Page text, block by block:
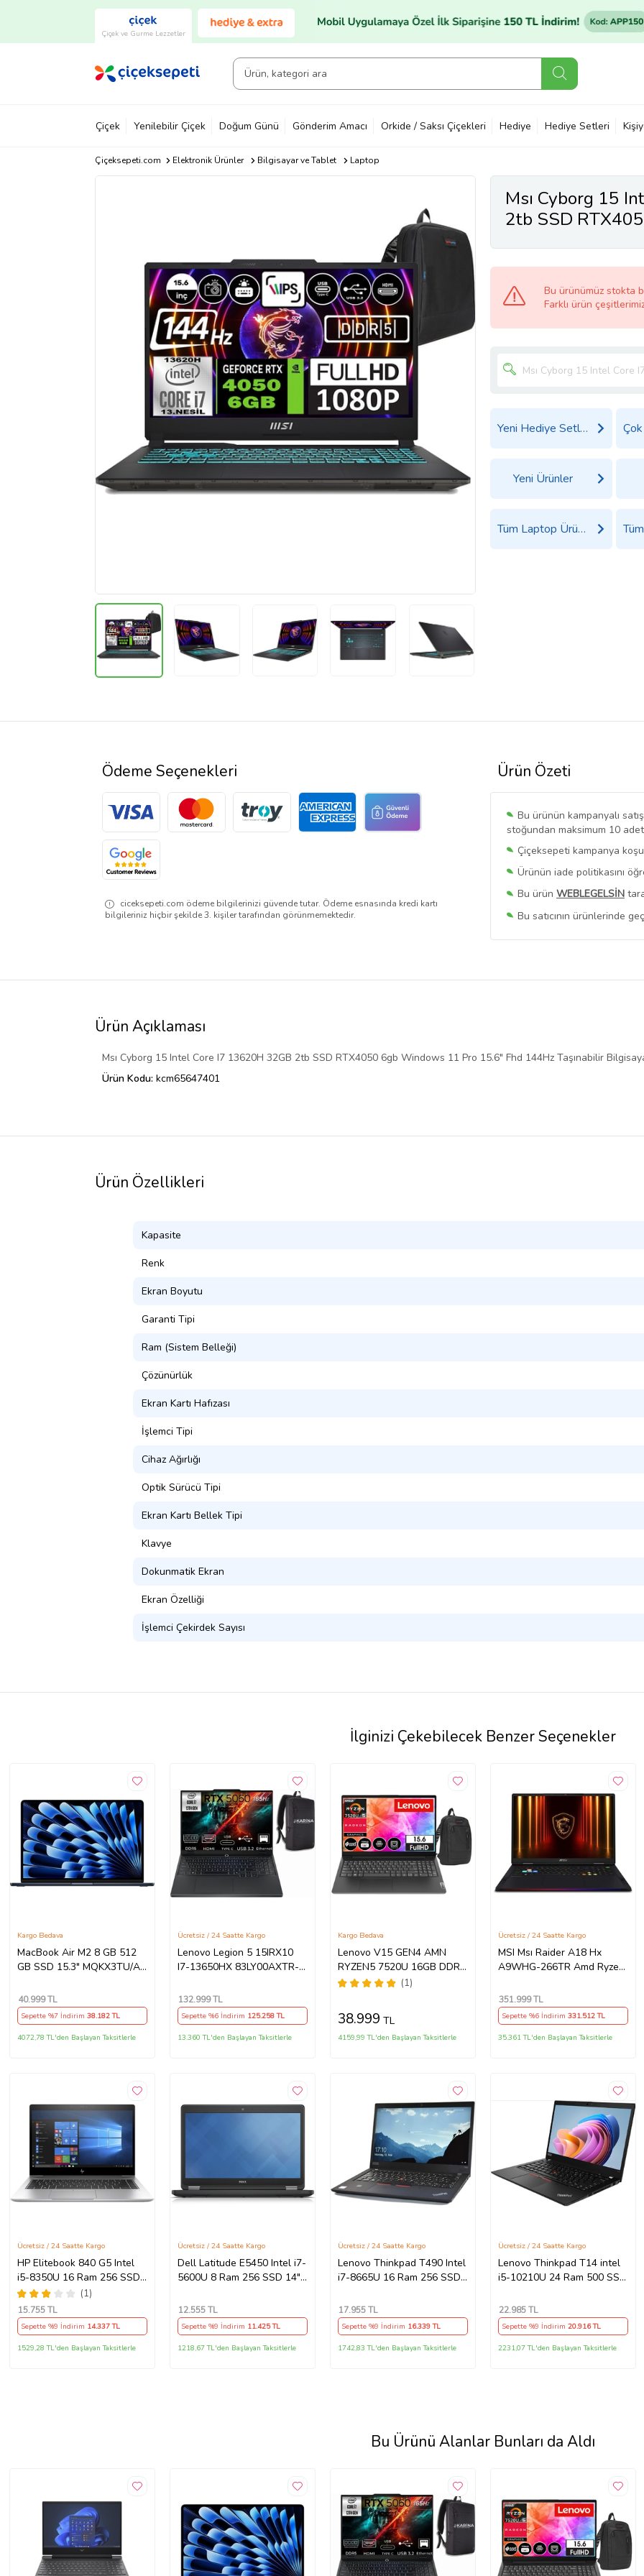
Çiçek ve Gurme Lezzetler
Çiçek Yenilebilir Çiçek Doğum Günü Gönderim Amacı Orkide / Saksı Çiçekleri Hediye Hediye Setleri
Çiçeksepeti.com Elektronik Ürünler Bilgisayar ve Tablet Laptop
Msı Cyborg 15
2tb SSD
Bu ürünümüz stokta
Farklı ürün
Yeni Hediye Setleri
Yeni Ürünler
Tüm Laptop Ürünleri
Ürün Özeti
Bu ürünün kampanyalı
stoğundan maksimum 10
Çiçeksepeti kampanya
Ürünün iade politikasını
Bu ürün WEBLEGELSİN
Bu satıcının ürünlerinde
Bu SatıcınınTüm
Ödeme Seçenekleri
ciceksepeti.com ödeme bilgilerinizi güvende tutar. Ödeme esnasında kredi kartı
bilgileriniz hiçbir şekilde 3. kişiler tarafından görünmemektedir.
Ürün Açıklaması
Msı Cyborg 15 Intel Core I7 13620H 32GB 2tb SSD RTX4050 6gb Windows 11 Pro 15.6" Fhd 144Hz Taşınabilir
Ürün Kodu: kcm65647401
Ürün Özellikleri
Kapasite
Renk
Ekran Boyutu
Garanti Tipi
Ram (Sistem Belleği)
Çözünürlük
Ekran Kartı Hafızası
İşlemci Tipi
Cihaz Ağırlığı
Optik Sürücü Tipi
Ekran Kartı Bellek Tipi
Klavye
Dokunmatik Ekran
Ekran Özelliği
İşlemci Çekirdek Sayısı
İlginizi Çekebilecek Benzer Seçenekler
MacBook Air M2 8 GB 512
GB SSD 15.3" MQKX3TU/A
(Açıklamayı Okuyunuz)
Kargo Bedava
40.999TL
Sepette %7 İndirim 38.182TL
4072,78 TL'den Başlayan Taksitlerle
Lenovo Legion 5 15IRX10
I7-13650HX 83LY00AXTR-
W11PRO 15.3" Wuxga
Gaming Laptop
Ücretsiz / 24 Saatte Kargo
132.999TL
Sepette %6 İndirim 125.258TL
13.360 TL'den Başlayan Taksitlerle
Lenovo V15 GEN4 AMN
RYZEN5 7520U 16GB DDR5
1TB SSD 15.6" Dos FHD
882YU00QYTX03+ZettaÇanta
(1)
Kargo Bedava
38.999 TL
4159,99 TL'den Başlayan Taksitlerle
MSI Msı Raider A18 Hx
A9WHG-266TR Amd Ryzen
Ddr5 2tb SSD Rtx 5070 Ti
12GB Gddr7 18.0" Qhd+
Windows 11 Pro K42
Ücretsiz / 24 Saatte Kargo
351.999TL
Sepette %6 İndirim 331.512TL
35.361 TL'den Başlayan Taksitlerle
HP Elitebook 840 G5 Intel
i5-8350U 16 Ram 256 SSD
14" Notebook - Outlet
(1)
Ücretsiz / 24 Saatte Kargo
15.755TL
Sepette %9 İndirim 14.337TL
1529,28 TL'den Başlayan Taksitlerle
Dell Latitude E5450 Intel i7-
5600U 8 Ram 256 SSD 14"
Ücretsiz / 24 Saatte Kargo
12.555TL
Sepette %9 İndirim 11.425TL
1218,67 TL'den Başlayan Taksitlerle
Lenovo Thinkpad T490 Intel
i7-8665U 16 Ram 256 SSD
Outlet
Ücretsiz / 24 Saatte Kargo
17.955TL
Sepette %9 İndirim 16.339TL
1742,83 TL'den Başlayan Taksitlerle
Lenovo Thinkpad T14 intel
i5-10210U 24 Ram 500 SSD
Notebook - Outlet
Ücretsiz / 24 Saatte Kargo
22.985TL
Sepette %9 İndirim 20.916TL
2231,07 TL'den Başlayan Taksitlerle
Bu Ürünü Alanlar Bunları da Aldı